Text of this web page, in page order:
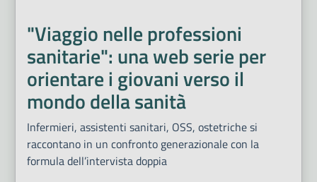
"Viaggio nelle professioni
sanitarie": una web serie per
orientare i giovani verso il
mondo della sanità
Infermieri, assistenti sanitari, OSS, ostetriche si
raccontano in un confronto generazionale con la
formula dell’intervista doppia